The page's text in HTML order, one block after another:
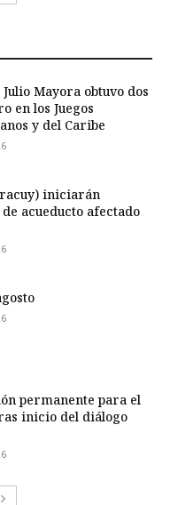
Mayora obtuvo dos
en los Juegos
y del Caribe
iniciarán
acueducto afectado
permanente para el
inicio del diálogo